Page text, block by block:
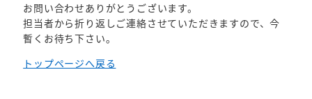
お問い合わせありがとうございます。
担当者から折り返しご連絡させていただきますので、今
暫くお待ち下さい。
トップページへ戻る